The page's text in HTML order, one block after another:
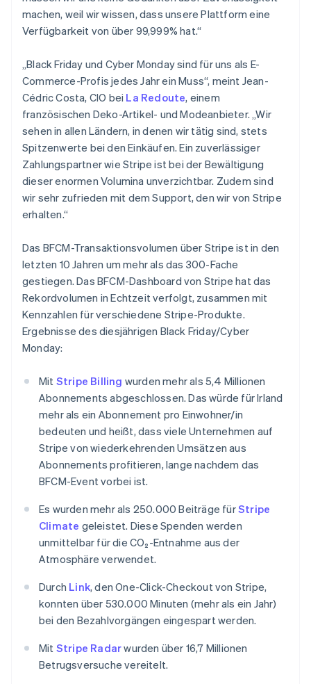
machen, weil wir wissen, dass unsere Plattform eine
Verfügbarkeit von über 99,999% hat.“
„Black Friday und Cyber Monday sind für uns als E-
Commerce-Profis jedes Jahr ein Muss“, meint Jean-
Cédric Costa, CIO bei La Redoute, einem
französischen Deko-Artikel- und Modeanbieter. „Wir
sehen in allen Ländern, in denen wir tätig sind, stets
Spitzenwerte bei den Einkäufen. Ein zuverlässiger
Zahlungspartner wie Stripe ist bei der Bewältigung
dieser enormen Volumina unverzichtbar. Zudem sind
wir sehr zufrieden mit dem Support, den wir von Stripe
erhalten.“
Das BFCM-Transaktionsvolumen über Stripe ist in den
letzten 10 Jahren um mehr als das 300-Fache
gestiegen. Das BFCM-Dashboard von Stripe hat das
Rekordvolumen in Echtzeit verfolgt, zusammen mit
Kennzahlen für verschiedene Stripe-Produkte.
Ergebnisse des diesjährigen Black Friday/Cyber
Monday:
Mit Stripe Billing wurden mehr als 5,4 Millionen
Abonnements abgeschlossen. Das würde für Irland
mehr als ein Abonnement pro Einwohner/in
bedeuten und heißt, dass viele Unternehmen auf
Stripe von wiederkehrenden Umsätzen aus
Abonnements profitieren, lange nachdem das
BFCM-Event vorbei ist.
Es wurden mehr als 250.000 Beiträge fürStripe
Climate geleistet. Diese Spenden werden
unmittelbar für die CO₂-Entnahme aus der
Atmosphäre verwendet.
Durch Link, den One-Click-Checkout von Stripe,
konnten über 530.000 Minuten (mehr als ein Jahr)
bei den Bezahlvorgängen eingespart werden.
Mit Stripe Radarwurden über 16,7 Millionen
Betrugsversuche vereitelt.
Irland
English
Italien
Japan
日本語English
Kanada
EnglishFrançais
Kroatien
EnglishItaliano
Lettland
English
Liechtenstein
DeutschEnglish
Litauen
English
Français DeutschEnglish
Malaysia
English简体中文
Malta
English
Mexiko
EspañolEnglish
Neuseeland
Niederlande
NederlandsEnglish
Norwegen
English
Österreich
DeutschEnglish
Polen
English
PortuguêsEnglish
Rumänien
English
Schweden
SvenskaEnglish
DeutschFrançaisItalianoEnglish
Singapur
English简体中文
English
Slowenien